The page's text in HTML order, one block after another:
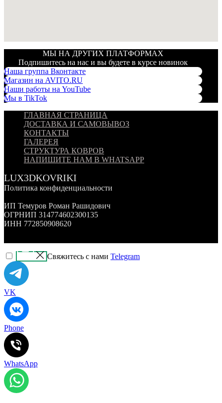
МЫ НА ДРУГИХ ПЛАТФОРМАХ
Подпишитесь на нас и вы будете в курсе новинок
Наша группа Вконтакте
Магазин на AVITO.RU
Наши работы на YouTube
Мы в TikTok
ГЛАВНАЯ СТРАНИЦА
ДОСТАВКА И САМОВЫВОЗ
КОНТАКТЫ
ГАЛЕРЕЯ
СТРУКТУРА КОВРОВ
НАПИШИТЕ НАМ В WHATSAPP
LUX3DKOVRIKI
Политика конфиденциальности
ИП Темуров Роман Рашидович
ОГРНИП 314774602300135
ИНН 772850908620
Свяжитесь с нами Telegram
VK
Phone
WhatsApp